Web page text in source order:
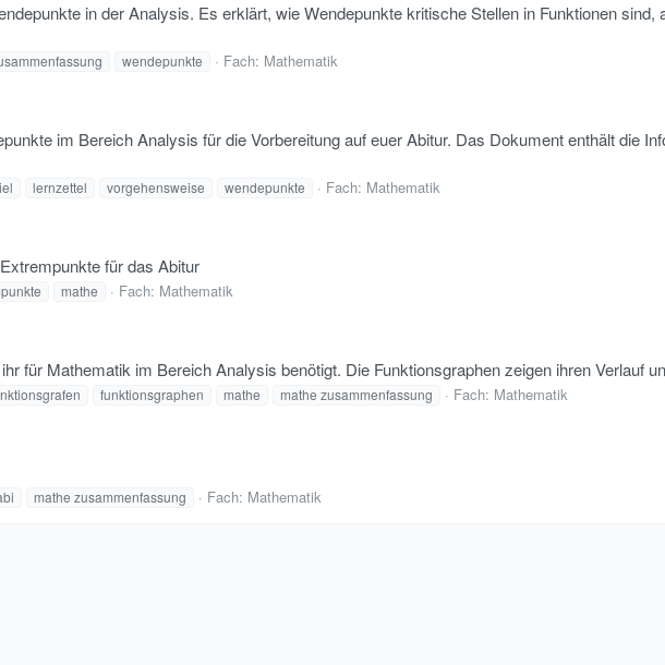
in der Analysis. Es erklärt, wie Wendepunkte kritische Stellen in Funktionen sind,
wendepunkte Fach: Mathematik
im Bereich Analysis für die Vorbereitung auf euer Abitur. Das Dokument enthält die
lernzettel vorgehensweise wendepunkte Fach: Mathematik
für das Abitur
mathe Fach: Mathematik
für Mathematik im Bereich Analysis benötigt. Die Funktionsgraphen zeigen ihren Verlauf
funktionsgraphen mathe mathe zusammenfassung Fach: Mathematik
mathe zusammenfassung Fach: Mathematik